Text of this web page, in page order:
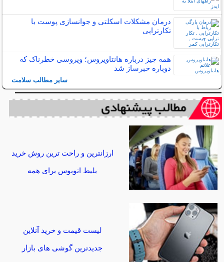
درمان مشکلات اسکلتی و جوانسازی پوست با
تکارتراپی
همه چیز درباره هانتاویروس؛ ویروسی خطرناک که
دوباره خبرساز شد
سایر مطالب سلامت
ارزانترین و راحت ترین روش خرید
بلیط اتوبوس برای همه
لیست قیمت و خرید آنلاین
جدیدترین گوشی های بازار